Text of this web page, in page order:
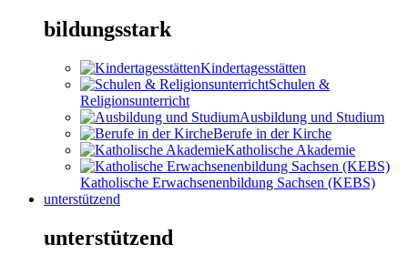
bildungsstark
Kindertagesstätten
Schulen &
Religionsunterricht
Ausbildung und Studium
Berufe in der Kirche
Katholische Akademie
Katholische Erwachsenenbildung Sachsen (KEBS)
unterstützend
unterstützend